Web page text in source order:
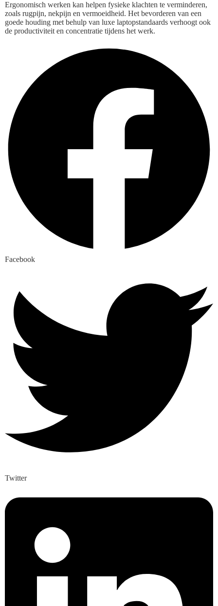
Ergonomisch werken kan helpen fysieke klachten te verminderen,
zoals rugpijn, nekpijn en vermoeidheid. Het bevorderen van een
goede houding met behulp van luxe laptopstandaards verhoogt ook
de productiviteit en concentratie tijdens het werk.
Facebook
Twitter